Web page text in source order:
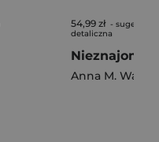
54,99 zł -
detaliczna
Nieznajoma
Anna M. Wan